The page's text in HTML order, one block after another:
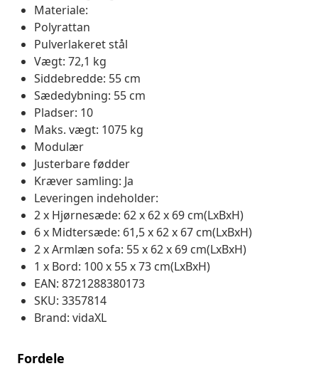
Materiale:
Polyrattan
Pulverlakeret stål
Vægt: 72,1 kg
Siddebredde: 55 cm
Sædedybning: 55 cm
Pladser: 10
Maks. vægt: 1075 kg
Modulær
Justerbare fødder
Kræver samling: Ja
Leveringen indeholder:
2 x Hjørnesæde: 62 x 62 x 69 cm(LxBxH)
6 x Midtersæde: 61,5 x 62 x 67 cm(LxBxH)
2 x Armlæn sofa: 55 x 62 x 69 cm(LxBxH)
1 x Bord: 100 x 55 x 73 cm(LxBxH)
EAN: 8721288380173
SKU: 3357814
Brand: vidaXL
Fordele